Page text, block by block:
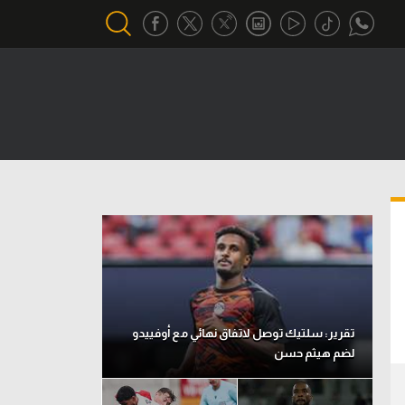
تحقيق في الجول
تقرير في الجول
تحليل في الجول
حكايات في الجول
كويز في الجول
فيديو في الجول
تقرير: سلتيك توصل لاتفاق نهائي مع أوفييدو
لضم هيثم حسن